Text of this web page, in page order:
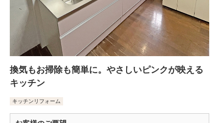
換気もお掃除も簡単に。やさしいピンクが映える
キッチン
キッチンリフォーム